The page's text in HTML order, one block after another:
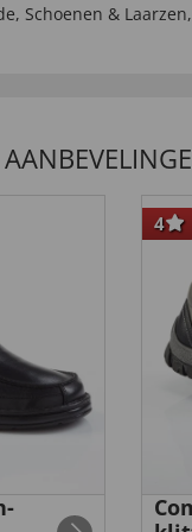
, Schoenen & Laarzen
4